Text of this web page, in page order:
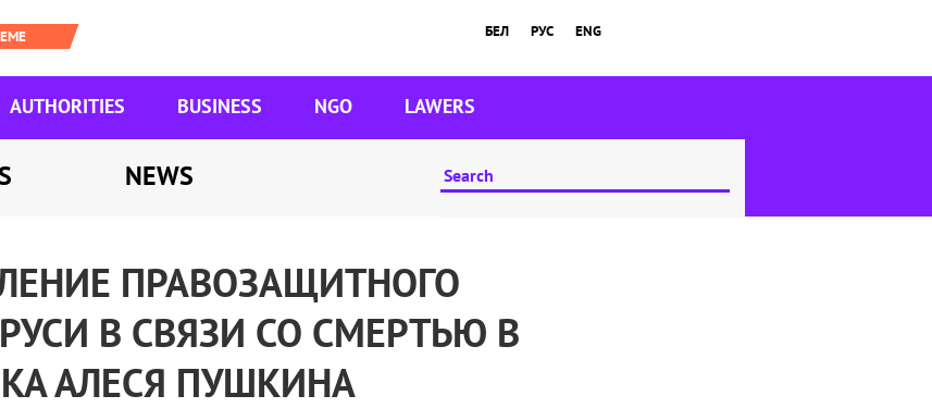
БЕЛ РУС ENG
AUTHORITIES BUSINESS NGO LAWERS
NEWS
ПРАВОЗАЩИТНОГО
В СВЯЗИ СО СМЕРТЬЮ В
АЛЕСЯ ПУШКИНА